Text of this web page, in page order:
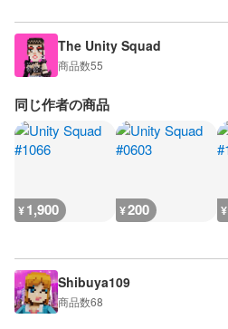
The Unity Squad
商品数55
同じ作者の商品
¥1,900 ¥200 ¥
Shibuya109
商品数68